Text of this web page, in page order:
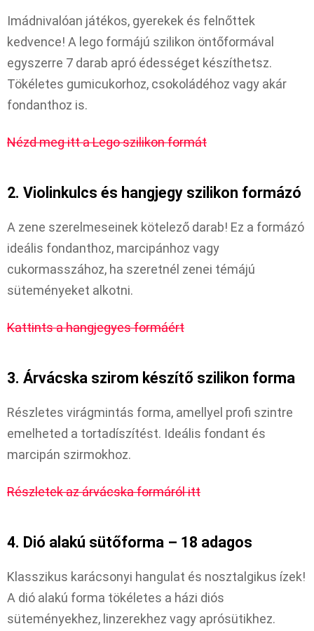
Imádnivalóan játékos, gyerekek és felnőttek
kedvence! A lego formájú szilikon öntőformával
egyszerre 7 darab apró édességet készíthetsz.
Tökéletes gumicukorhoz, csokoládéhoz vagy akár
fondanthoz is.
Nézd meg itt a Lego szilikon formát
2. Violinkulcs és hangjegy szilikon formázó
A zene szerelmeseinek kötelező darab! Ez a formázó
ideális fondanthoz, marcipánhoz vagy
cukormasszához, ha szeretnél zenei témájú
süteményeket alkotni.
Kattints a hangjegyes formáért
3. Árvácska szirom készítő szilikon forma
Részletes virágmintás forma, amellyel profi szintre
emelheted a tortadíszítést. Ideális fondant és
marcipán szirmokhoz.
Részletek az árvácska formáról itt
4. Dió alakú sütőforma – 18 adagos
Klasszikus karácsonyi hangulat és nosztalgikus ízek!
A dió alakú forma tökéletes a házi diós
süteményekhez, linzerekhez vagy aprósütikhez.